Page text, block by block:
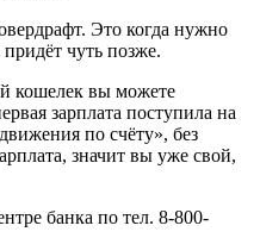
Это когда нужно
придёт чуть позже.
кошелек вы можете
зарплата поступила на
по счёту», без
значит вы уже свой,
банка по тел. 8-800-